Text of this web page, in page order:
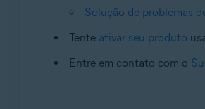
Solução de problemas
Tente ativar seu produto
Entre em contato com o